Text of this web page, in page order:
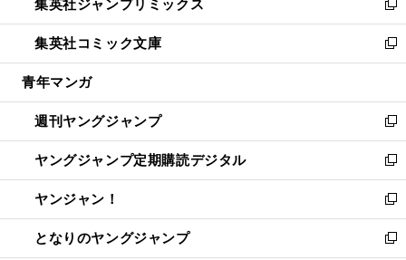
く
で
開
く
ド
ウ
で
開
ィ
ン
ド
ウ
開
く
い
ウ
ィ
ン
ウ
で
開
く
集英社ジャンプリミックス
新
し
い
ウ
ン
ド
ウ
で
開
く
集英社コミック文庫
新
し
ウ
ィ
ン
ド
ウ
で
開
く
青年マンガ
週刊ヤングジャンプ
新
し
い
ウ
ィ
ン
ド
ヤングジャンプ定期購読デジタル
新
し
い
ウ
ィ
ヤンジャン！
新
し
い
となりのヤングジャンプ
新